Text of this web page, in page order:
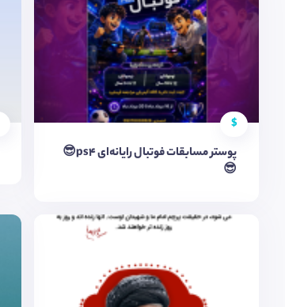
$
پوستر مسابقات فوتبال رایانه‌ای ps4😎
😎